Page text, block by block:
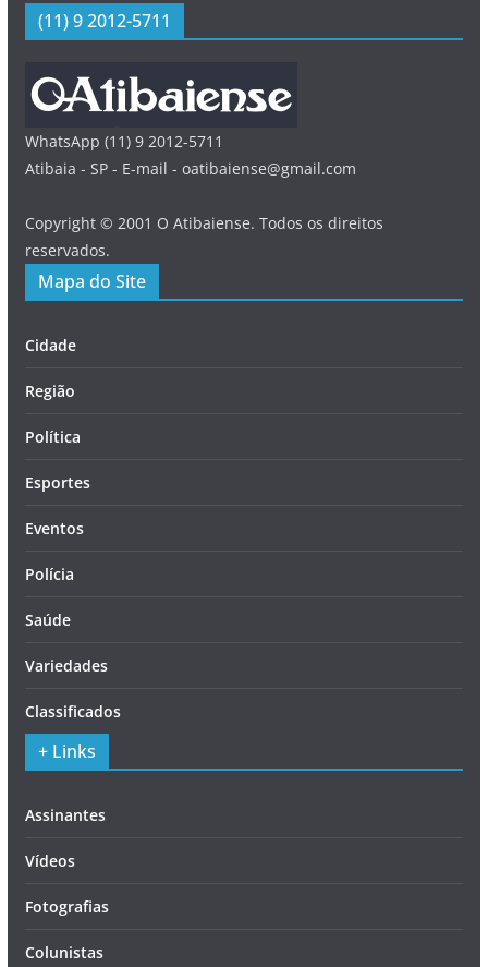
(11) 9 2012-5711
WhatsApp (11) 9 2012-5711
Atibaia - SP - E-mail - oatibaiense@gmail.com
Copyright © 2001 O Atibaiense. Todos os direitos
reservados.
Mapa do Site
Cidade
Região
Política
Esportes
Eventos
Polícia
Saúde
Variedades
Classificados
+ Links
Assinantes
Vídeos
Fotografias
Colunistas